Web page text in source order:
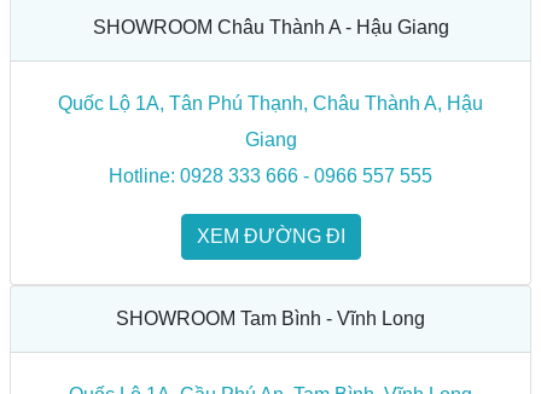
SHOWROOM Châu Thành A - Hậu Giang
Quốc Lộ 1A, Tân Phú Thạnh, Châu Thành A, Hậu
Giang
Hotline: 0928 333 666 - 0966 557 555
XEM ĐƯỜNG ĐI
SHOWROOM Tam Bình - Vĩnh Long